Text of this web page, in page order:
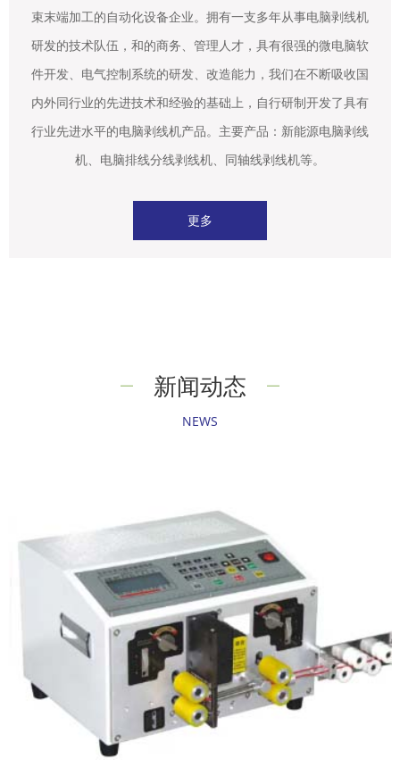
束末端加工的自动化设备企业。拥有一支多年从事电脑剥线机
研发的技术队伍，和的商务、管理人才，具有很强的微电脑软
件开发、电气控制系统的研发、改造能力，我们在不断吸收国
内外同行业的先进技术和经验的基础上，自行研制开发了具有
行业先进水平的电脑剥线机产品。主要产品：新能源电脑剥线
机、电脑排线分线剥线机、同轴线剥线机等。
更多
新闻动态
NEWS